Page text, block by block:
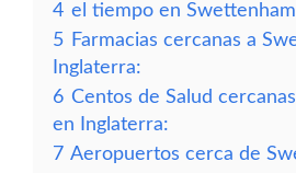
4 el tiempo en Swettenham
5 Farmacias cercanas a
Inglaterra:
6 Centos de Salud
en Inglaterra:
7 Aeropuertos cerca de